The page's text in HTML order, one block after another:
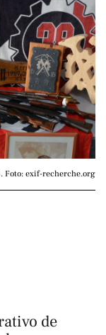
Foto: exif-recherche.org
de